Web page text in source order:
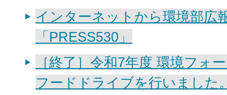
インターネットから環境部広
「PRESS530」
［終了］令和7年度 環境フォ
フードドライブを行いました